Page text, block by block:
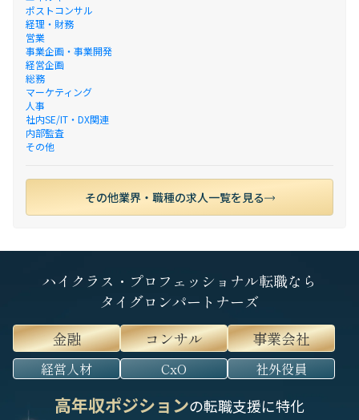
ポストコンサル
経理・財務
営業
事業企画・事業開発
経営企画
総務
マーケティング
人事
社内SE/IT・DX関連
内部監査
その他
その他業界・職種の求人一覧を見る
ハイクラス・プロフェッショナル転職なら
タイグロンパートナーズ
金融
コンサル 事業会社
経営人材 CxO 社外役員
高年収ポジションの転職支援に特化